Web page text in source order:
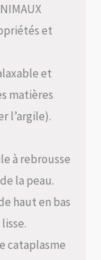
et
et
matières
l’argile).
à rebrousse
la peau.
haut en bas
cataplasme